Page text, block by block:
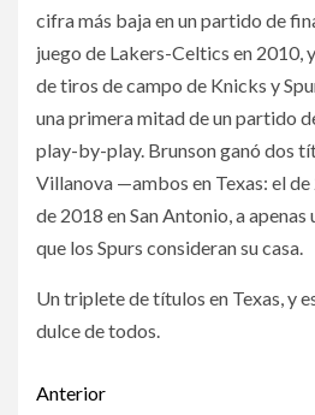
cifra más baja en un partido de
juego de Lakers-Celtics en 2010,
de tiros de campo de Knicks y
una primera mitad de un partido
play-by-play. Brunson ganó dos
Villanova —ambos en Texas: el
de 2018 en San Antonio, a apenas
que los Spurs consideran su casa.
Un triplete de títulos en Texas, y
dulce de todos.
Post
Anterior